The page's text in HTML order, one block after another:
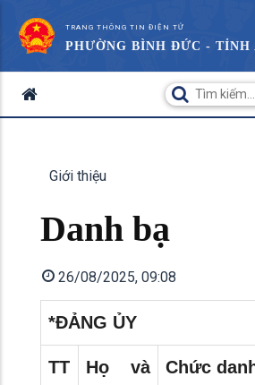
TRANG THÔNG TIN ĐIỆN TỬ
PHƯỜNG BÌNH ĐỨC - TỈNH
Giới thiệu
Danh bạ
26/08/2025, 09:08
*ĐẢNG ỦY
TT
Họ và
Chức